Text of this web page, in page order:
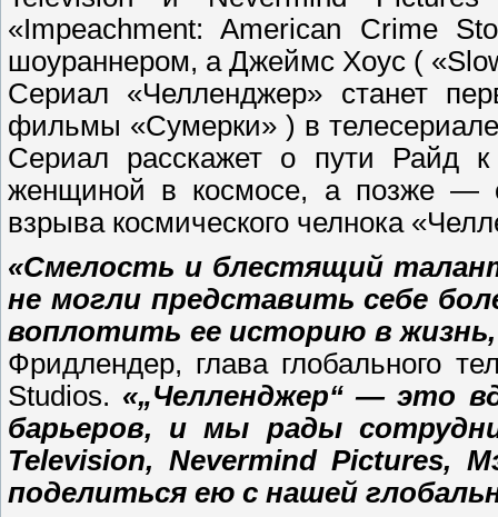
«Impeachment: American Crime
шоураннером, а Джеймс Хоус (
Сериал «Челленджер» станет
фильмы «Сумерки» ) в
Сериал расскажет о пути Райд к
женщиной в космосе, а позже —
взрыва космического челнока
«Смелость и блестящий
не могли представить себе
воплотить ее историю в
Фридлендер, глава глобального
Studios. «„Челленджер“ — это
барьеров, и мы рады
Television, Nevermind Pictures,
поделиться ею с нашей